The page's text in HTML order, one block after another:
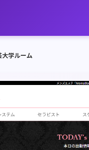
学ルーム